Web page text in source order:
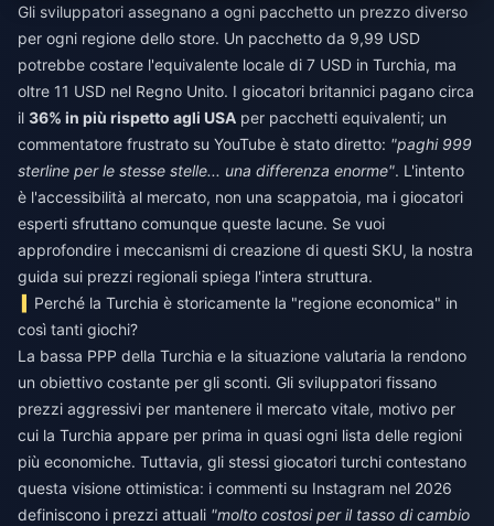
Gli sviluppatori assegnano a ogni pacchetto un prezzo diverso
per ogni regione dello store. Un pacchetto da 9,99 USD
potrebbe costare l'equivalente locale di 7 USD in Turchia, ma
oltre 11 USD nel Regno Unito. I giocatori britannici pagano circa
il 36% in più rispetto agli USA per pacchetti equivalenti; un
commentatore frustrato su YouTube è stato diretto: "paghi 999
sterline per le stesse stelle... una differenza enorme". L'intento
è l'accessibilità al mercato, non una scappatoia, ma i giocatori
esperti sfruttano comunque queste lacune. Se vuoi
approfondire i meccanismi di creazione di questi SKU, la nostra
guida sui prezzi regionali spiega l'intera struttura.
Perché la Turchia è storicamente la "regione economica" in
così tanti giochi?
La bassa PPP della Turchia e la situazione valutaria la rendono
un obiettivo costante per gli sconti. Gli sviluppatori fissano
prezzi aggressivi per mantenere il mercato vitale, motivo per
cui la Turchia appare per prima in quasi ogni lista delle regioni
più economiche. Tuttavia, gli stessi giocatori turchi contestano
questa visione ottimistica: i commenti su Instagram nel 2026
definiscono i prezzi attuali "molto costosi per il tasso di cambio